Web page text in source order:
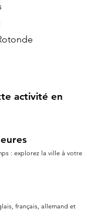
activité en
: explorez la ville à votre
français, allemand et